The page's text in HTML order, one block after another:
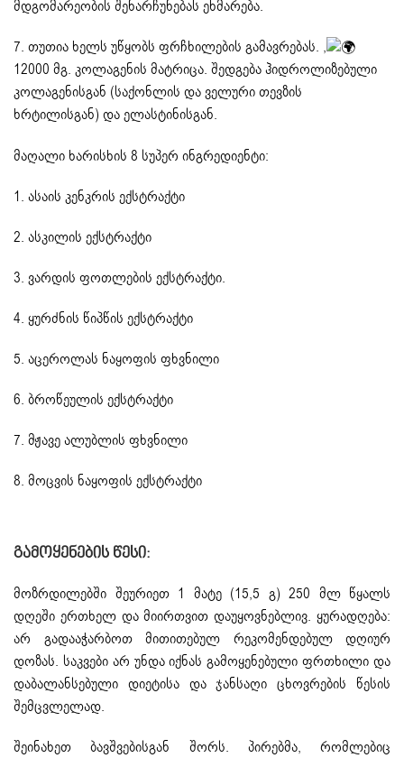
მდგომარეობის შენარჩუნებას ეხმარება.
7. თუთია ხელს უწყობს ფრჩხილების გამავრებას. ,
12000 მგ. კოლაგენის მატრიცა. შედგება ჰიდროლიზებული
კოლაგენისგან (საქონლის და ველური თევზის
ხრტილისგან) და ელასტინისგან.
მაღალი ხარისხის 8 სუპერ ინგრედიენტი:
1. ასაის კენკრის ექსტრაქტი
2. ასკილის ექსტრაქტი
3. ვარდის ფოთლების ექსტრაქტი.
4. ყურძნის წიპწის ექსტრაქტი
5. აცეროლას ნაყოფის ფხვნილი
6. ბროწეულის ექსტრაქტი
7. მჟავე ალუბლის ფხვნილი
8. მოცვის ნაყოფის ექსტრაქტი
Გამოყენების Წესი:
მოზრდილებში შეურიეთ 1 მატე (15,5 გ) 250 მლ წყალს
დღეში ერთხელ და მიირთვით დაუყოვნებლივ. ყურადღება:
არ გადააჭარბოთ მითითებულ რეკომენდებულ დღიურ
დოზას. საკვები არ უნდა იქნას გამოყენებული ფრთხილი და
დაბალანსებული დიეტისა და ჯანსაღი ცხოვრების წესის
შემცვლელად.
შეინახეთ ბავშვებისგან შორს. პირებმა, რომლებიც